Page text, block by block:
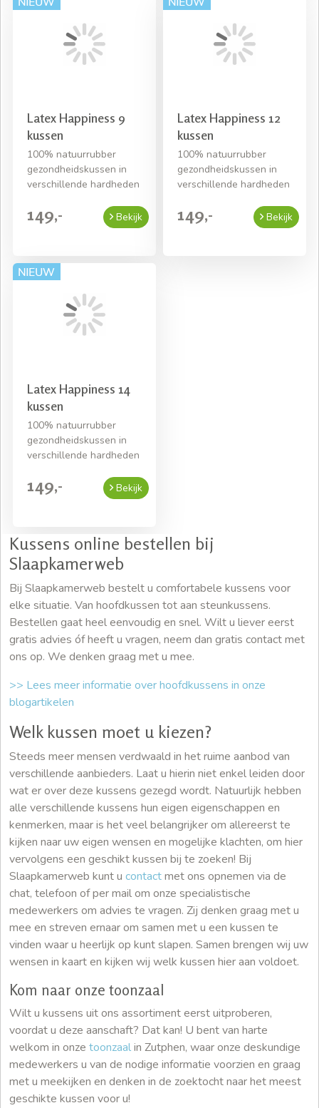
Latex Happiness 9
kussen
100% natuurrubber
gezondheidskussen in
verschillende hardheden
149,- Bekijk
Latex Happiness 12
kussen
100% natuurrubber
gezondheidskussen in
verschillende hardheden
149,- Bekijk
Latex Happiness 14
kussen
100% natuurrubber
gezondheidskussen in
verschillende hardheden
149,- Bekijk
Kussens online bestellen bij
Slaapkamerweb
Bij Slaapkamerweb bestelt u comfortabele kussens voor
elke situatie. Van hoofdkussen tot aan steunkussens.
Bestellen gaat heel eenvoudig en snel. Wilt u liever eerst
gratis advies óf heeft u vragen, neem dan gratis contact met
ons op. We denken graag met u mee.
>> Lees meer informatie over hoofdkussens in onze
blogartikelen
Welk kussen moet u kiezen?
Steeds meer mensen verdwaald in het ruime aanbod van
verschillende aanbieders. Laat u hierin niet enkel leiden door
wat er over deze kussens gezegd wordt. Natuurlijk hebben
alle verschillende kussens hun eigen eigenschappen en
kenmerken, maar is het veel belangrijker om allereerst te
kijken naar uw eigen wensen en mogelijke klachten, om hier
vervolgens een geschikt kussen bij te zoeken! Bij
Slaapkamerweb kunt u contactmet ons opnemen via de
chat, telefoon of per mail om onze specialistische
medewerkers om advies te vragen. Zij denken graag met u
mee en streven ernaar om samen met u een kussen te
vinden waar u heerlijk op kunt slapen. Samen brengen wij uw
wensen in kaart en kijken wij welk kussen hier aan voldoet.
Kom naar onze toonzaal
Wilt u kussens uit ons assortiment eerst uitproberen,
voordat u deze aanschaft? Dat kan! U bent van harte
welkom in onze toonzaalin Zutphen, waar onze deskundige
medewerkers u van de nodige informatie voorzien en graag
met u meekijken en denken in de zoektocht naar het meest
geschikte kussen voor u!